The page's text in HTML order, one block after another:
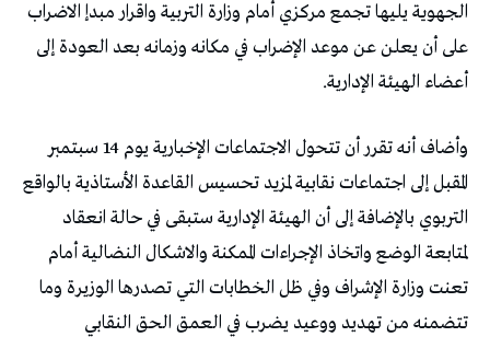
الجهوية يليها تجمع مركزي أمام وزارة التربية واقرار مبدإ الاضراب
على أن يعلن عن موعد الإضراب في مكانه وزمانه بعد العودة إلى
أعضاء الهيئة الإدارية.
وأضاف أنه تقرر أن تتحول الاجتماعات الإخبارية يوم 14 سبتمبر
المقبل إلى اجتماعات نقابية لمزيد تحسيس القاعدة الأستاذية بالواقع
التربوي بالإضافة إلى أن الهيئة الإدارية ستبقى في حالة انعقاد
لمتابعة الوضع واتخاذ الإجراءات الممكنة والاشكال النضالية أمام
تعنت وزارة الإشراف وفي ظل الخطابات التي تصدرها الوزيرة وما
تتضمنه من تهديد ووعيد يضرب في العمق الحق النقابي